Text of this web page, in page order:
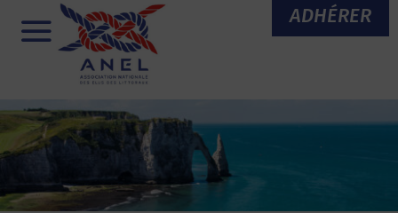
ADHÉRER
Menu